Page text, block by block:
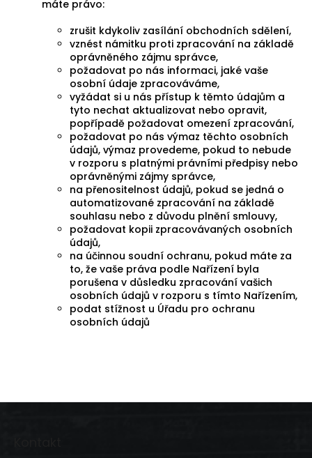
máte právo:
zrušit kdykoliv zasílání obchodních sdělení,
vznést námitku proti zpracování na základě
oprávněného zájmu správce,
požadovat po nás informaci, jaké vaše
osobní údaje zpracováváme,
vyžádat si u nás přístup k těmto údajům a
tyto nechat aktualizovat nebo opravit,
popřípadě požadovat omezení zpracování,
požadovat po nás výmaz těchto osobních
údajů, výmaz provedeme, pokud to nebude
v rozporu s platnými právními předpisy nebo
oprávněnými zájmy správce,
na přenositelnost údajů, pokud se jedná o
automatizované zpracování na základě
souhlasu nebo z důvodu plnění smlouvy,
požadovat kopii zpracovávaných osobních
údajů,
na účinnou soudní ochranu, pokud máte za
to, že vaše práva podle Nařízení byla
porušena v důsledku zpracování vašich
osobních údajů v rozporu s tímto Nařízením,
podat stížnost u Úřadu pro ochranu
osobních údajů